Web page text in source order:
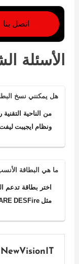
اتصل بنا
الأسئلة
هل يمكنني نسخ
من الناحية التقنية
ونظام ايجيبت
ما هي البطاقة
اختر بطاقة تدعم
مثل MIFARE DESFire لتقليل مخاطر النسخ.
NewVisionIT